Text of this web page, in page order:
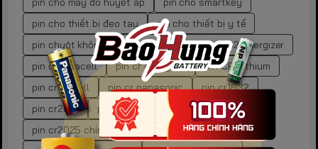
pin cho thiết bị đeo tay
pin cho thiết bị y tế
pin chuột không dây
pin cr
pin cr 2032 energizer
pin cr duracell
pin cr energizer
pin CR Lithium
pin cr maxell
pin cr panasonic
pin cr1632
pin cr2016
pin cr2023
Pin CR2025
pin cr2025 chính hãng
pin cr2025 energizer